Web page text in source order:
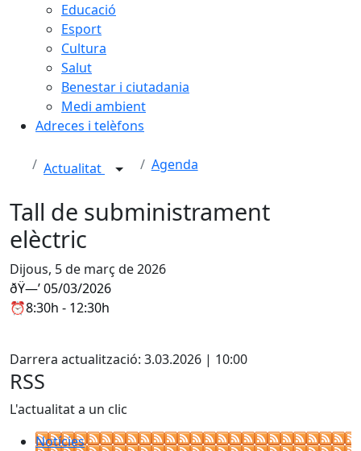
Educació
Esport
Cultura
Salut
Benestar i ciutadania
Medi ambient
Adreces i telèfons
Actualitat Agenda
Tall de subministrament
elèctric
Dijous, 5 de març de 2026
ðŸ—’ 05/03/2026
⏰8:30h - 12:30h
Darrera actualització: 3.03.2026 | 10:00
RSS
L'actualitat a un clic
Notícies